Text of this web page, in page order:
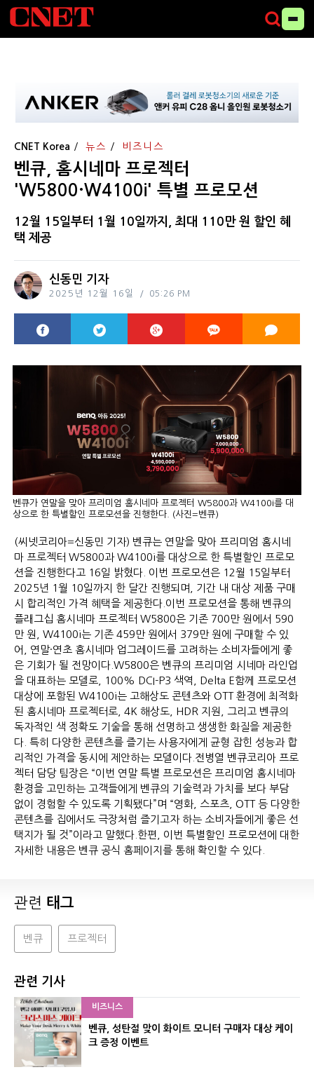
CNET Korea 뉴스 비즈니스
벤큐, 홈시네마 프로젝터
'W5800·W4100i' 특별 프로모션
12월 15일부터 1월 10일까지, 최대 110만 원 할인 혜
택 제공
신동민 기자
2025년 12월 16일 05:26 PM
벤큐가 연말을 맞아 프리미엄 홈시네마 프로젝터 W5800과 W4100i를 대
상으로 한 특별할인 프로모션을 진행한다. (사진=벤큐)
(씨넷코리아=신동민 기자) 벤큐는 연말을 맞아 프리미엄 홈시네
마 프로젝터 W5800과 W4100i를 대상으로 한 특별할인 프로모
션을 진행한다고 16일 밝혔다. 이번 프로모션은 12월 15일부터
2025년 1월 10일까지 한 달간 진행되며, 기간 내 대상 제품 구매
시 합리적인 가격 혜택을 제공한다.이번 프로모션을 통해 벤큐의
플래그십 홈시네마 프로젝터 W5800은 기존 700만 원에서 590
만 원, W4100i는 기존 459만 원에서 379만 원에 구매할 수 있
어, 연말·연초 홈시네마 업그레이드를 고려하는 소비자들에게 좋
은 기회가 될 전망이다.W5800은 벤큐의 프리미엄 시네마 라인업
을 대표하는 모델로, 100% DCI-P3 색역, Delta E함께 프로모션
대상에 포함된 W4100i는 고해상도 콘텐츠와 OTT 환경에 최적화
된 홈시네마 프로젝터로, 4K 해상도, HDR 지원, 그리고 벤큐의
독자적인 색 정확도 기술을 통해 선명하고 생생한 화질을 제공한
다. 특히 다양한 콘텐츠를 즐기는 사용자에게 균형 잡힌 성능과 합
리적인 가격을 동시에 제안하는 모델이다.전병열 벤큐코리아 프로
젝터 담당 팀장은 “이번 연말 특별 프로모션은 프리미엄 홈시네마
환경을 고민하는 고객들에게 벤큐의 기술력과 가치를 보다 부담
없이 경험할 수 있도록 기획됐다”며 “영화, 스포츠, OTT 등 다양한
콘텐츠를 집에서도 극장처럼 즐기고자 하는 소비자들에게 좋은 선
택지가 될 것”이라고 말했다.한편, 이번 특별할인 프로모션에 대한
자세한 내용은 벤큐 공식 홈페이지를 통해 확인할 수 있다.
관련 태그
벤큐 프로젝터
관련 기사
비즈니스
벤큐, 성탄절 맞이 화이트 모니터 구매자 대상 케이
크 증정 이벤트